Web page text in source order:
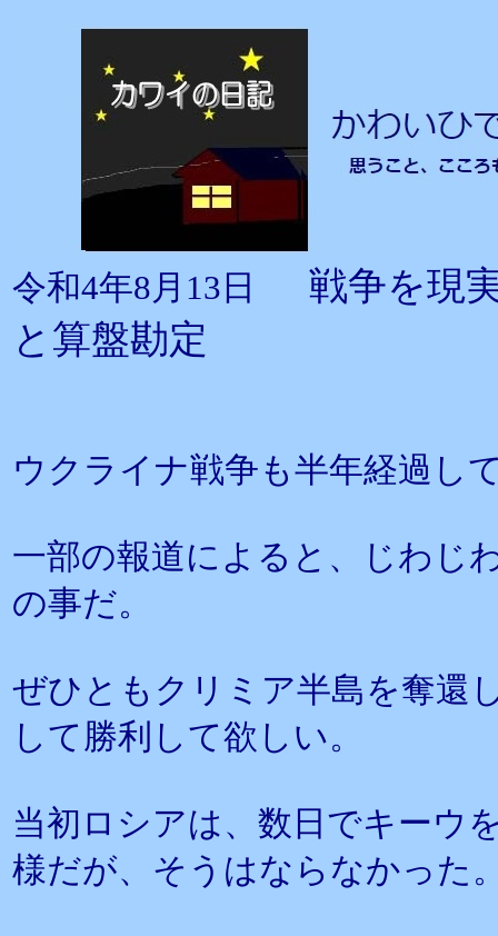
令和4年8月13日
戦争を現
と算盤勘定
ウクライナ戦争も半年経過し
一部の報道によると、じわじ
の事だ。
ぜひともクリミア半島を奪還
して勝利して欲しい。
当初ロシアは、数日でキーウ
様だが、そうはならなかった